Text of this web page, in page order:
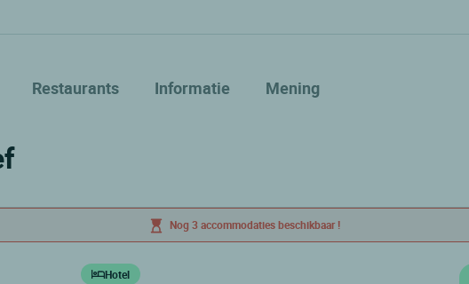
Restaurants Informatie Mening
Nog 3 accommodaties beschikbaar !
Hotel